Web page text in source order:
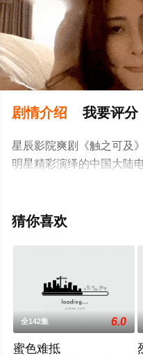
剧情介绍 我要评分
星辰影院爽剧《触之可及
明星精彩演绎的中国大陆
30集），手机免费观看高
剧情网等平台了解。
猜你喜欢
全142集 6.0
蜜色难抵